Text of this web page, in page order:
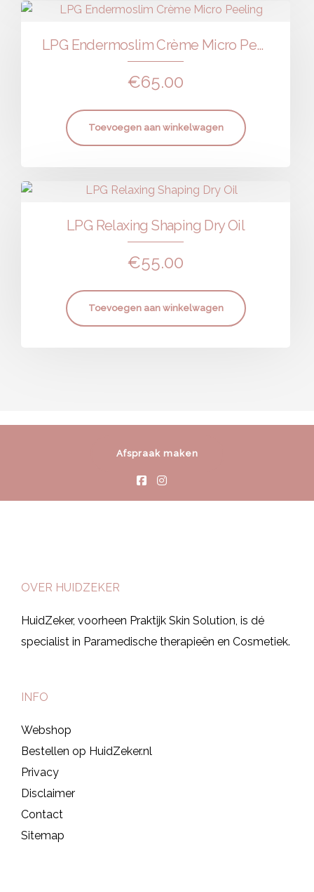
LPG Endermoslim Crème Micro Peeling
€65.00
Toevoegen aan winkelwagen
LPG Relaxing Shaping Dry Oil
€55.00
Toevoegen aan winkelwagen
Afspraak maken
OVER HUIDZEKER
HuidZeker, voorheen Praktijk Skin Solution, is dé
specialist in Paramedische therapieën en Cosmetiek.
INFO
Webshop
Bestellen op HuidZeker.nl
Privacy
Disclaimer
Contact
Sitemap